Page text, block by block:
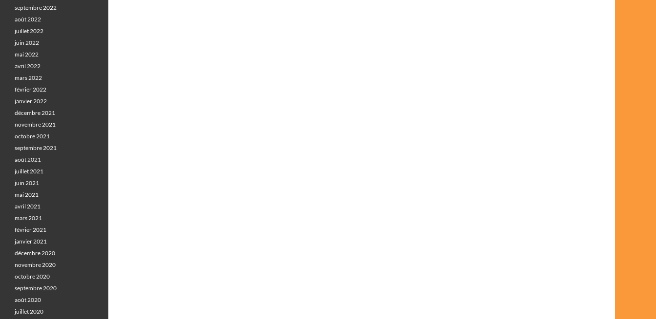
septembre 2022
août 2022
juillet 2022
juin 2022
mai 2022
avril 2022
mars 2022
février 2022
janvier 2022
décembre 2021
novembre 2021
octobre 2021
septembre 2021
août 2021
juillet 2021
juin 2021
mai 2021
avril 2021
mars 2021
février 2021
janvier 2021
décembre 2020
novembre 2020
octobre 2020
septembre 2020
août 2020
juillet 2020